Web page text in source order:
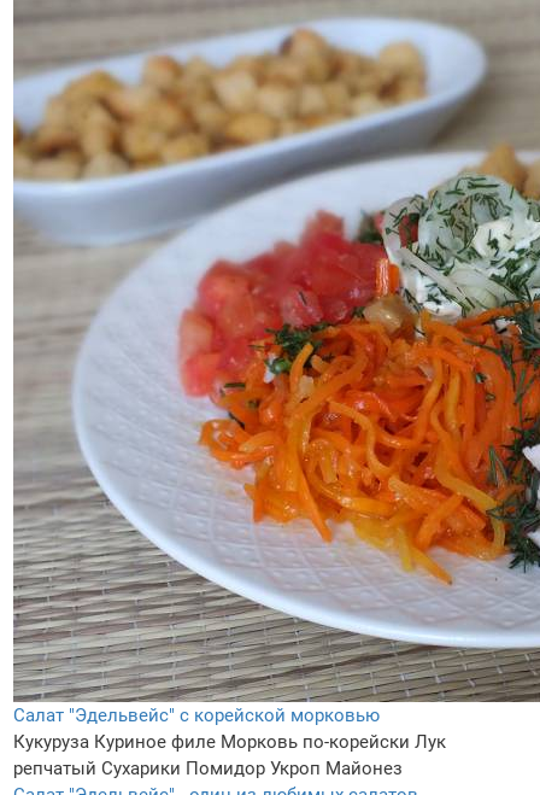
Салат "Эдельвейс" с корейской морковью
Кукуруза Куриное филе Морковь по-корейски Лук
репчатый Сухарики Помидор Укроп Майонез